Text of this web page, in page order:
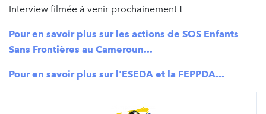
Interview filmée à venir prochainement !
Pour en savoir plus sur les actions de SOS Enfants
Sans Frontières au Cameroun...
Pour en savoir plus sur l'ESEDA et la FEPPDA...